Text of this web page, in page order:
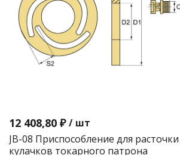
12 408,80 ₽ / шт
JB-08 Приспособление для расточки
кулачков токарного патрона